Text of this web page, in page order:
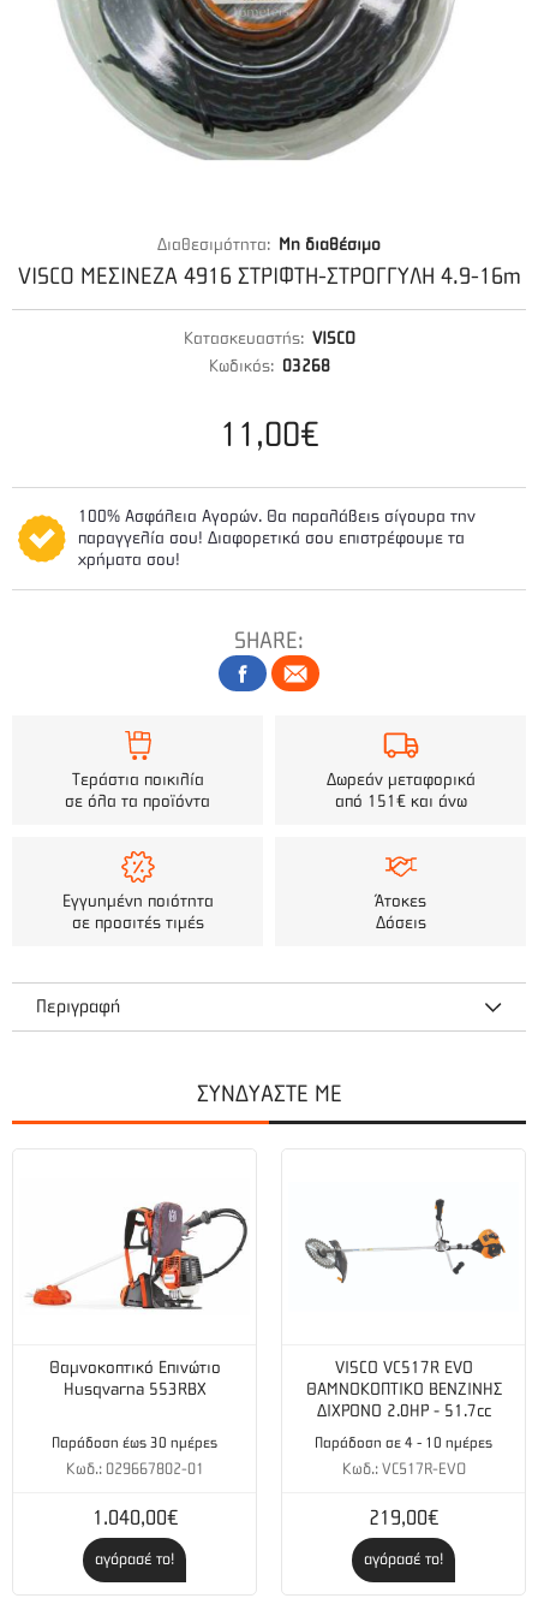
Διαθεσιμότητα: Μη διαθέσιμο
VISCO ΜΕΣΙΝΕΖΑ 4916 ΣΤΡΙΦΤΗ-ΣΤΡΟΓΓΥΛΗ 4.9-16m
Κατασκευαστής: VISCO
Κωδικός: 03268
11,00€
100% Ασφάλεια Αγορών. Θα παραλάβεις σίγουρα την
παραγγελία σου! Διαφορετικά σου επιστρέφουμε τα
χρήματα σου!
SHARE:
Τεράστια ποικιλία
σε όλα τα προϊόντα
Δωρεάν μεταφορικά
από 151€ και άνω
Εγγυημένη ποιότητα
σε προσιτές τιμές
Άτοκες
Δόσεις
Περιγραφή
Μέτρα: 16
Χρώμα: Μαύρο
Συσκευασία: Blister – 1lb.
ΣΥΝΔΥΑΣΤΕ ΜΕ
Θαμνοκοπτικό Επινώτιο
Husqvarna 553RBX
Παράδοση έως 30 ημέρες
Κωδ.: 029667802-01
1.040,00€
αγόρασέ το!
VISCO VC517R EVO
ΘΑΜΝΟΚΟΠΤΙΚΟ ΒΕΝΖΙΝΗΣ
ΔΙΧΡΟΝΟ 2.0HP - 51.7cc
Παράδοση σε 4 - 10 ημέρες
Κωδ.: VC517R-EVO
219,00€
αγόρασέ το!